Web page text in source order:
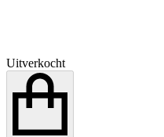
Uitverkocht